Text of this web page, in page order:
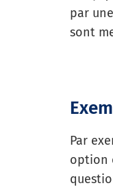
par
sont
Par
option